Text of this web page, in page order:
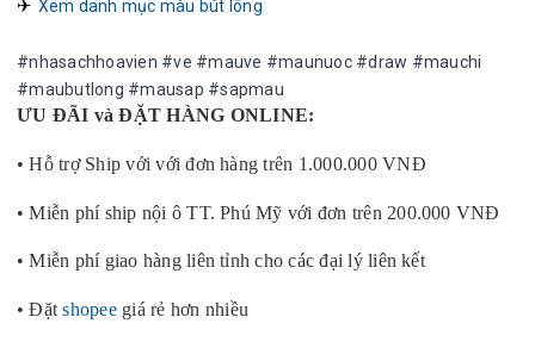
✈︎ Xem danh mục màu bút lông
#nhasachhoavien #ve #mauve #maunuoc #draw #mauchi
#maubutlong #mausap #sapmau
ƯU ĐÃI và ĐẶT HÀNG ONLINE:
• Hỗ trợ Ship với với đơn hàng trên 1.000.000 VNĐ
• Miễn phí ship nội ô TT. Phú Mỹ với đơn trên 200.000 VNĐ
• Miễn phí giao hàng liên tỉnh cho các đại lý liên kết
• Đặtshopeegiá rẻ hơn nhiều